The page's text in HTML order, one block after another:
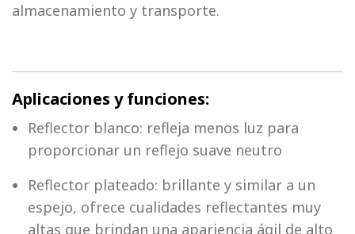
almacenamiento y transporte.
Aplicaciones y funciones:
Reflector blanco: refleja menos luz para
proporcionar un reflejo suave neutro
Reflector plateado: brillante y similar a un
espejo, ofrece cualidades reflectantes muy
altas que brindan una apariencia ágil de alto